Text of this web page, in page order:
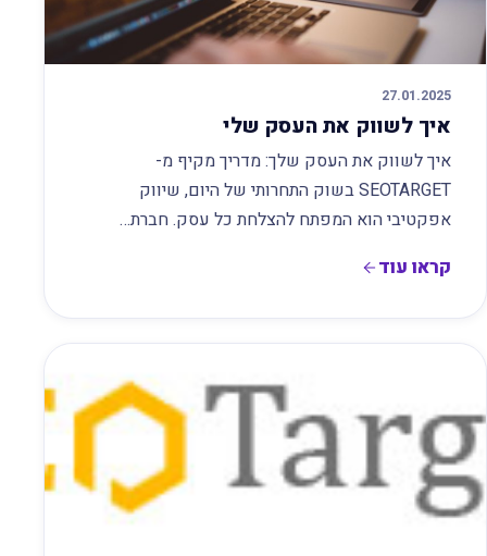
27.01.2025
איך לשווק את העסק שלי
איך לשווק את העסק שלך: מדריך מקיף מ-
SEOTARGET בשוק התחרותי של היום, שיווק
אפקטיבי הוא המפתח להצלחת כל עסק. חברת…
קראו עוד